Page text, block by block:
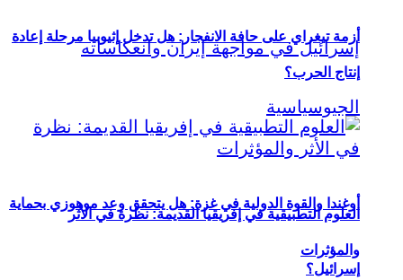
أوغندا والقوة الدولية في غزة: هل يتحقق وعد موهوزي بحماية
إسرائيل؟
أزمة تيغراي على حافة الانفجار: هل تدخل إثيوبيا مرحلة إعادة
إنتاج الحرب؟
العلوم التطبيقية في إفريقيا القديمة: نظرة في الأثر
والمؤثرات